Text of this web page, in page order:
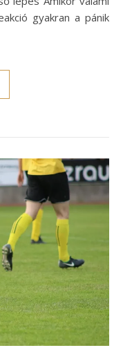
gyakran a pánik